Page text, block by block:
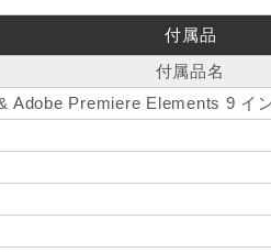
付属品
付属品名
Adobe Premiere Elements 9 イ